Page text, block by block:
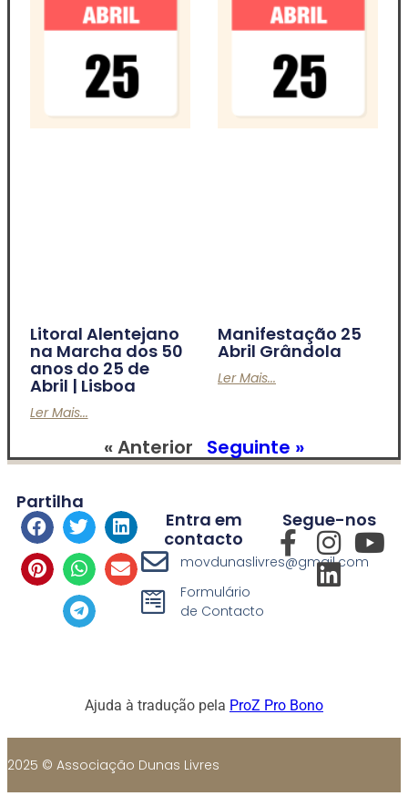
Litoral Alentejano
na Marcha dos 50
anos do 25 de
Abril | Lisboa
Ler Mais...
Manifestação 25
Abril Grândola
Ler Mais...
« Anterior Seguinte »
Partilha
Entra em
contacto
movdunaslivres@gmail.com
Formulário
de Contacto
Segue-nos
Ajuda à tradução pela ProZ Pro Bono
2025 © Associação Dunas Livres